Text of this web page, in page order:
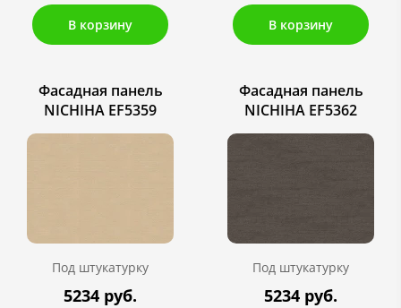
В корзину В корзину
Фасадная панель
NICHIHA EF5359
Под штукатурку
5234 руб.
Фасадная панель
NICHIHA EF5362
Под штукатурку
5234 руб.